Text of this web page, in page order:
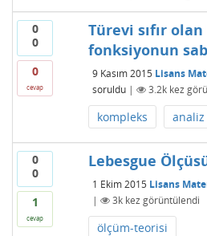
0
0
0
cevap
Türevi sıfır
fonksiyonun
9 Kasım 2015 Lisans
soruldu | 3.2kkez
kompleks analiz
0
0
1
cevap
Lebesgue
1 Ekim 2015 Lisans
|
3kkez görüntülendi
ölçüm-teorisi